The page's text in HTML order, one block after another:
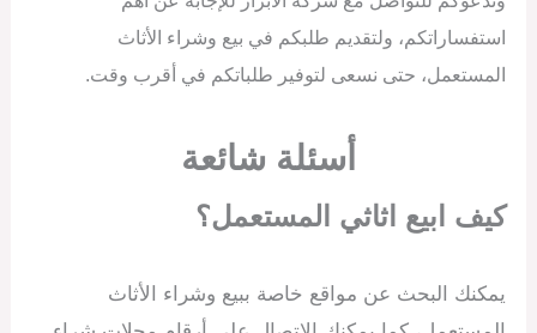
استفساراتكم، ولتقديم طلبكم في بيع وشراء الأثاث
المستعمل، حتى نسعى لتوفير طلباتكم في أقرب وقت.
أسئلة شائعة
كيف ابيع اثاثي المستعمل؟
يمكنك البحث عن مواقع خاصة ببيع وشراء الأثاث